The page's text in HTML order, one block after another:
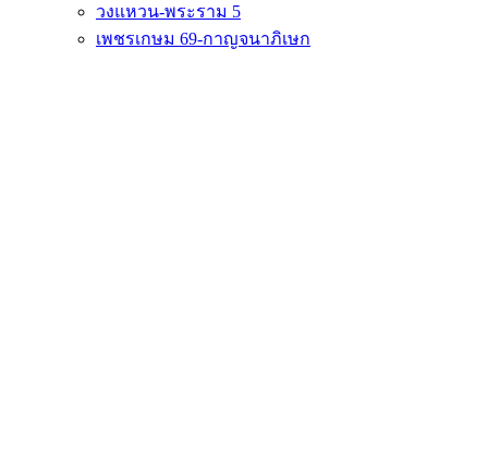
วงแหวน-พระราม 5
เพชรเกษม 69-กาญจนาภิเษก